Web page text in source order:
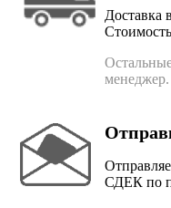
Доставка
менеджер.
СДЕК по